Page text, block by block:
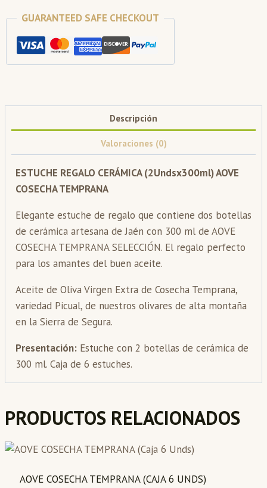
AOVE
COSECHA
TEMPRANA
Unds)
GUARANTEED SAFE CHECKOUT
Descripción
Valoraciones (0)
ESTUCHE REGALO CERÁMICA (2Undsx300ml) AOVE
COSECHA TEMPRANA
Elegante estuche de regalo que contiene dos botellas
de cerámica artesana de Jaén con 300 ml de AOVE
COSECHA TEMPRANA SELECCIÓN. El regalo perfecto
para los amantes del buen aceite.
Aceite de Oliva Virgen Extra de Cosecha Temprana,
variedad Picual, de nuestros olivares de alta montaña
en la Sierra de Segura.
Presentación: Estuche con 2 botellas de cerámica de
300 ml. Caja de 6 estuches.
PRODUCTOS RELACIONADOS
AOVE COSECHA TEMPRANA (CAJA 6 UNDS)